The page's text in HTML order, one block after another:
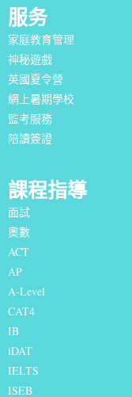
服务
家庭教育管理
神秘遊戲
英國夏令營
網上暑期學校
監考服務
陪讀簽證
課程指導
面試
奧數
ACT
AP
A-Level
CAT4
IB
iDAT
IELTS
ISEB